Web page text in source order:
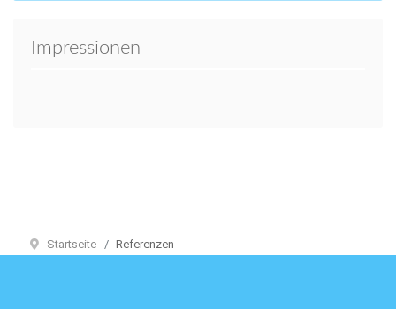
Impressionen
Startseite Referenzen